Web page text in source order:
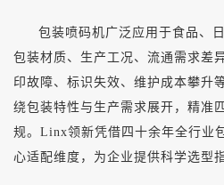
包装喷码机广泛应用于食品、
包装材质、生产工况、流通需求差
印故障、标识失效、维护成本攀升
绕包装特性与生产需求展开，精准
规。 Linx领新凭借四十余年全行业
心适配维度，为企业提供科学选型